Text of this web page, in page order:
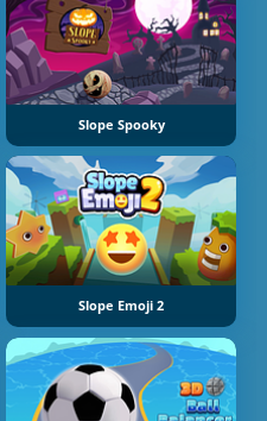
Slope Spooky
Slope Emoji 2